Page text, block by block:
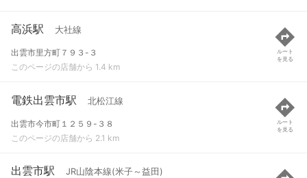
高浜駅 大社線
出雲市里方町７９３-３
このページの店舗から 1.4 km
ルート
を見る
電鉄出雲市駅 北松江線
出雲市今市町１２５９-３８
このページの店舗から 2.1 km
ルート
を見る
出雲市駅 JR山陰本線(米子～益田)